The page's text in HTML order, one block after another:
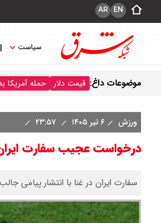
EN
AR
سیاست
موضوعات داغ: قیمت دلار حمله آمریکا
ورزش ۶ تیر ۱۴۰۵
درخواست عجیب سفارت ایران
سفارت ایران در غنا با انتشار